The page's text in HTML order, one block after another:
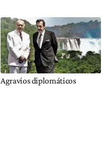
Agravios diplomáticos